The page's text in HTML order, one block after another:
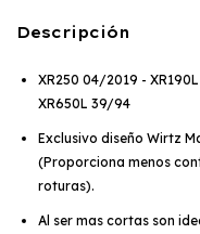
Descripción
XR250 04/2019 - XR190L
XR650L 39/94
Exclusivo diseño Wirtz
(Proporciona menos
roturas).
Al ser mas cortas son